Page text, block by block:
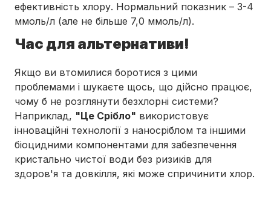
ефективність хлору. Нормальний показник – 3-4
ммоль/л (але не більше 7,0 ммоль/л).
Час для альтернативи!
Якщо ви втомилися боротися з цими
проблемами і шукаєте щось, що дійсно працює,
чому б не розглянути безхлорні системи?
Наприклад, "Це Срібло" використовує
інноваційні технології з наносріблом та іншими
біоцидними компонентами для забезпечення
кристально чистої води без ризиків для
здоров'я та довкілля, які може спричинити хлор.